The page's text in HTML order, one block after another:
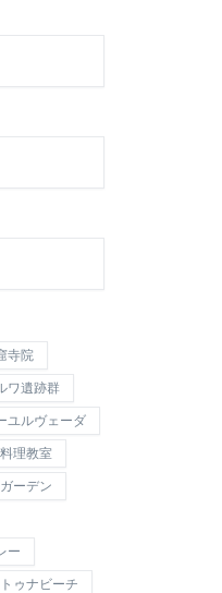
寺院
ワ遺跡群
ユルヴェーダ
料理教室
ーデン
ー
ゥナビーチ